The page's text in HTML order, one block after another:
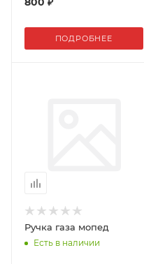
ПОДРОБНЕЕ
Ручка газа мопед
Есть в наличии